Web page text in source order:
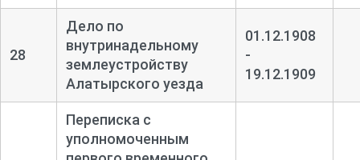
28
Дело по
внутринадельному
землеустройству
Алатырского уезда
01.12.1908
-
19.12.1909
Переписка с
уполномоченным